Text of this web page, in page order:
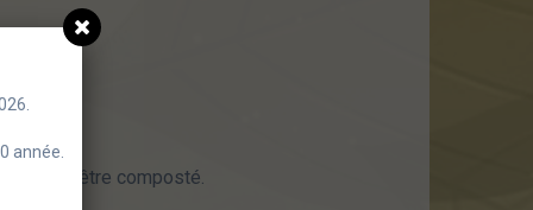
peut être composté.
année.